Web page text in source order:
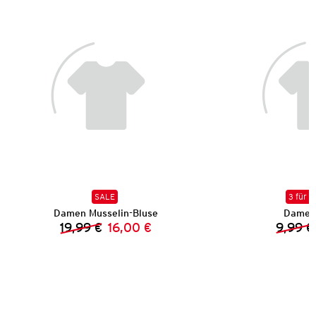
SALE
Damen Musselin-Bluse
Vorheriger Preis:
19,99 € Neuer Preis:
16,00 €
3 für 2
9,99 €